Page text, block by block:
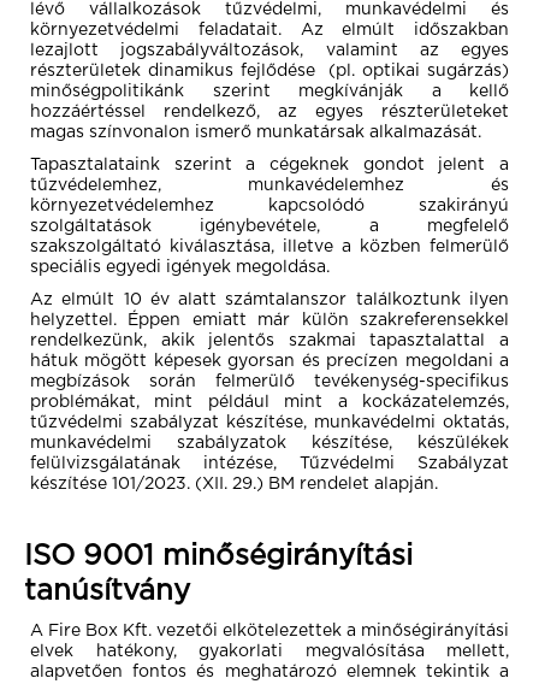
lévő vállalkozások tűzvédelmi, munkavédelmi és
környezetvédelmi feladatait. Az elmúlt időszakban
lezajlott jogszabályváltozások, valamint az egyes
részterületek dinamikus fejlődése (pl. optikai sugárzás)
minőségpolitikánk szerint megkívánják a kellő
hozzáértéssel rendelkező, az egyes részterületeket
magas színvonalon ismerő munkatársak alkalmazását.
Tapasztalataink szerint a cégeknek gondot jelent a
tűzvédelemhez, munkavédelemhez és
környezetvédelemhez kapcsolódó szakirányú
szolgáltatások igénybevétele, a megfelelő
szakszolgáltató kiválasztása, illetve a közben felmerülő
speciális egyedi igények megoldása.
Az elmúlt 10 év alatt számtalanszor találkoztunk ilyen
helyzettel. Éppen emiatt már külön szakreferensekkel
rendelkezünk, akik jelentős szakmai tapasztalattal a
hátuk mögött képesek gyorsan és precízen megoldani a
megbízások során felmerülő tevékenység-specifikus
problémákat, mint például mint a kockázatelemzés,
tűzvédelmi szabályzat készítése, munkavédelmi oktatás,
munkavédelmi szabályzatok készítése, készülékek
felülvizsgálatának intézése, Tűzvédelmi Szabályzat
készítése 101/2023. (XII. 29.) BM rendelet alapján.
ISO 9001 minőségirányítási
tanúsítvány
A Fire Box Kft. vezetői elkötelezettek a minőségirányítási
elvek hatékony, gyakorlati megvalósítása mellett,
alapvetően fontos és meghatározó elemnek tekintik a